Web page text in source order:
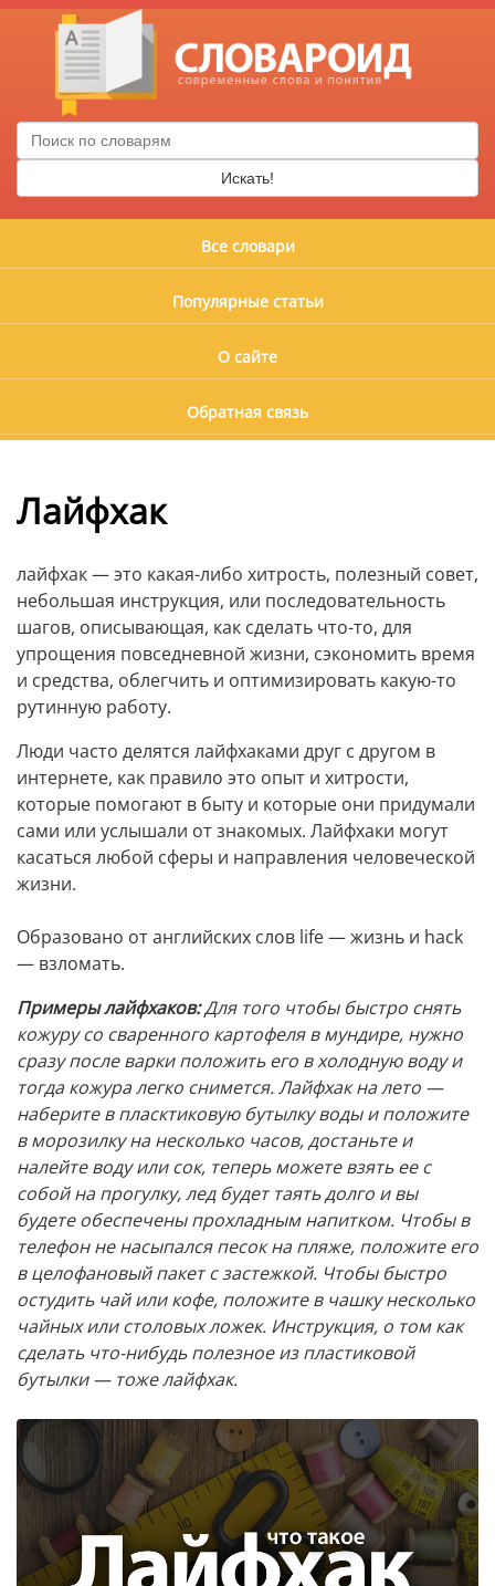
Искать!
Все словари
Популярные статьи
О сайте
Обратная связь
Лайфхак
лайфхак — это какая-либо хитрость, полезный совет,
небольшая инструкция, или последовательность
шагов, описывающая, как сделать что-то, для
упрощения повседневной жизни, сэкономить время
и средства, облегчить и оптимизировать какую-то
рутинную работу.
Люди часто делятся лайфхаками друг с другом в
интернете, как правило это опыт и хитрости,
которые помогают в быту и которые они придумали
сами или услышали от знакомых. Лайфхаки могут
касаться любой сферы и направления человеческой
жизни.
Образовано от английских слов life — жизнь и hack
— взломать.
Примеры лайфхаков:Для того чтобы быстро снять
кожуру со сваренного картофеля в мундире, нужно
сразу после варки положить его в холодную воду и
тогда кожура легко снимется. Лайфхак на лето —
наберите в пласктиковую бутылку воды и положите
в морозилку на несколько часов, достаньте и
налейте воду или сок, теперь можете взять ее с
собой на прогулку, лед будет таять долго и вы
будете обеспечены прохладным напитком. Чтобы в
телефон не насыпался песок на пляже, положите его
в целофановый пакет с застежкой. Чтобы быстро
остудить чай или кофе, положите в чашку несколько
чайных или столовых ложек. Инструкция, о том как
сделать что-нибудь полезное из пластиковой
бутылки — тоже лайфхак.